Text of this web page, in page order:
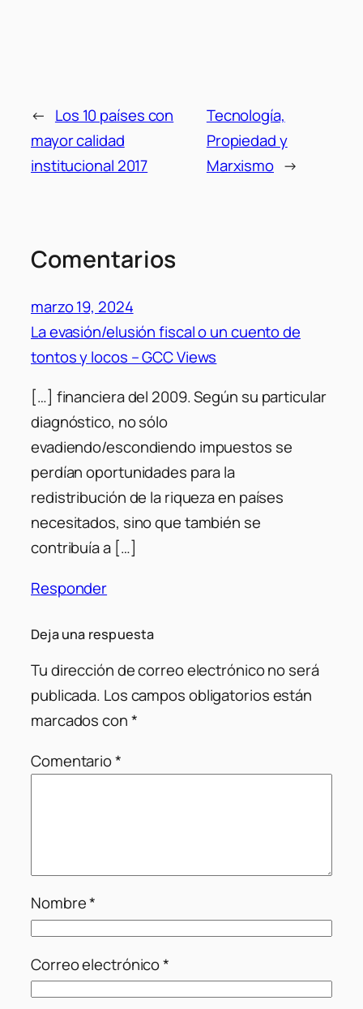
← Los 10 países con
mayor calidad
institucional 2017
Tecnología,
Propiedad y
Marxismo →
Comentarios
marzo 19, 2024
La evasión/elusión fiscal o un cuento de
tontos y locos – GCC Views
[…] financiera del 2009. Según su particular
diagnóstico, no sólo
evadiendo/escondiendo impuestos se
perdían oportunidades para la
redistribución de la riqueza en países
necesitados, sino que también se
contribuía a […]
Responder
Deja una respuesta
Tu dirección de correo electrónico no será
publicada. Los campos obligatorios están
marcados con*
Comentario*
Nombre*
Correo electrónico*